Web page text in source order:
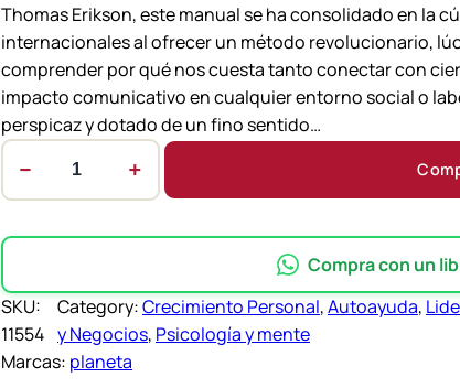
Thomas Erikson, este manual se ha consolidado en la
internacionales al ofrecer un método revolucionario,
comprender por qué nos cuesta tanto conectar con
impacto comunicativo en cualquier entorno social o
perspicaz y dotado de un fino sentido…
o
d
a
d
o
s
− +
Compra con un
SKU:
11554
Category:Crecimiento Personal, Autoayuda,
y Negocios, Psicología y mente
Marcas: planeta